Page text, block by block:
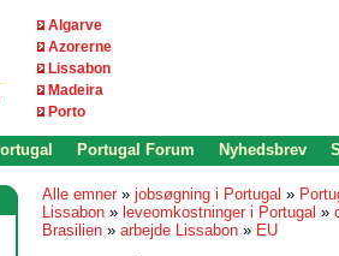
Algarve
Azorerne
Lissabon
Madeira
Porto
Portugal Forum Nyhedsbrev
Alle emner » jobsøgning i Portugal »
Lissabon » leveomkostninger i Portugal »
Brasilien » arbejde Lissabon » EU